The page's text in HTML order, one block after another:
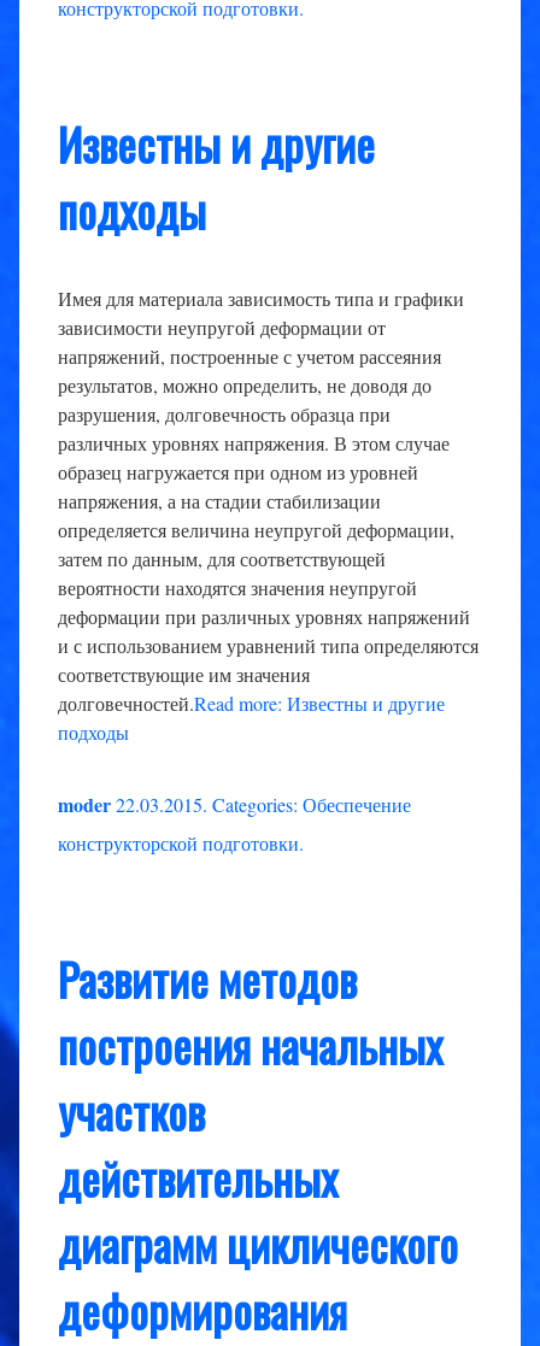
конструкторской подготовки.
Известны и другие
подходы
Имея для материала зависимость типа и графики
зависимости неупругой деформации от
напряжений, построенные с учетом рассеяния
результатов, можно определить, не доводя до
разрушения, долговечность образца при
различных уровнях напряжения. В этом случае
образец нагружается при одном из уровней
напряжения, а на стадии стабилизации
определяется величина неупругой деформации,
затем по данным, для соответствующей
вероятности находятся значения неупругой
деформации при различных уровнях напряжений
и с использованием уравнений типа определяются
соответствующие им значения
долговечностей.Read more: Известны и другие
подходы
moder22.03.2015. Categories: Обеспечение
конструкторской подготовки.
Развитие методов
построения начальных
участков
действительных
диаграмм циклического
деформирования